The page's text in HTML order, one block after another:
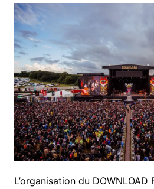
L’organisation du DOWNLOAD